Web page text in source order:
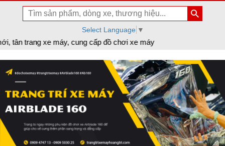
Select Language ▼
xe máy, cung cấp đồ chơi xe máy